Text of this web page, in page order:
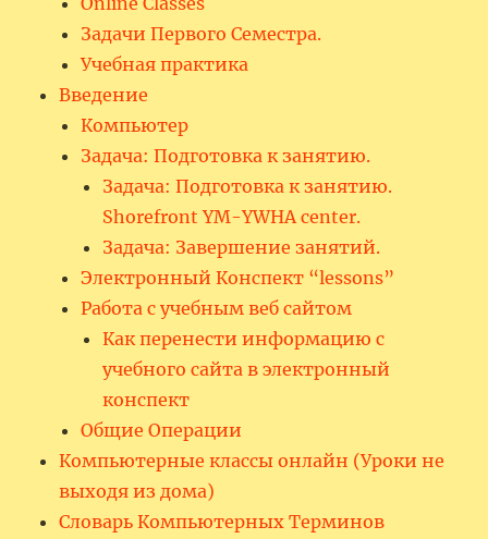
Задачи Первого Семестра.
Учебная практика
Введение
Компьютер
Задача: Подготовка к занятию.
Задача: Подготовка к занятию.
Shorefront YM-YWHA center.
Задача: Завершение занятий.
Электронный Конспект “lessons”
Работа с учебным веб сайтом
Как перенести информацию с
учебного сайта в электронный
конспект
Общие Операции
Компьютерные классы онлайн (Уроки не
выходя из дома)
Словарь Компьютерных Терминов